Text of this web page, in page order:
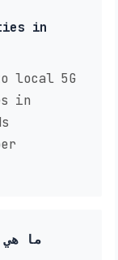
in
local 5G
in
ما هي